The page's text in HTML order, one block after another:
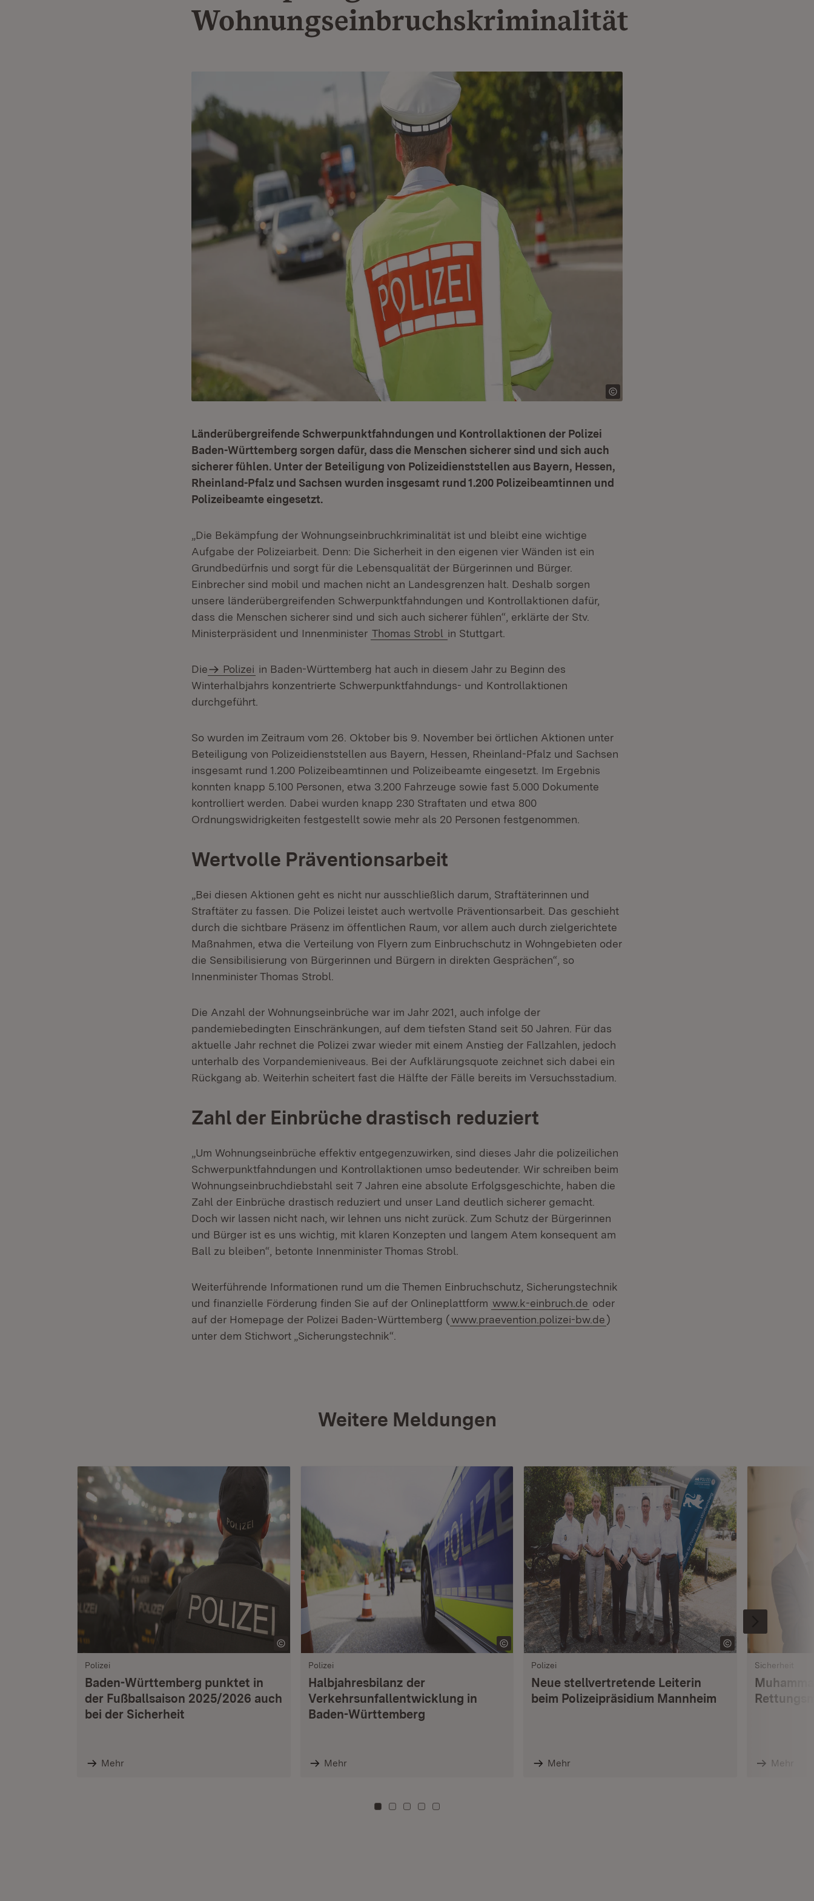
Wohnungseinbruchskriminalität
Länderübergreifende Schwerpunktfahndungen und Kontrollaktionen der Polizei
Baden-Württemberg sorgen dafür, dass die Menschen sicherer sind und sich auch
sicherer fühlen. Unter der Beteiligung von Polizeidienststellen aus Bayern, Hessen,
Rheinland-Pfalz und Sachsen wurden insgesamt rund 1.200 Polizeibeamtinnen und
Polizeibeamte eingesetzt.
„Die Bekämpfung der Wohnungseinbruchkriminalität ist und bleibt eine wichtige
Aufgabe der Polizeiarbeit. Denn: Die Sicherheit in den eigenen vier Wänden ist ein
Grundbedürfnis und sorgt für die Lebensqualität der Bürgerinnen und Bürger.
Einbrecher sind mobil und machen nicht an Landesgrenzen halt. Deshalb sorgen
unsere länderübergreifenden Schwerpunktfahndungen und Kontrollaktionen dafür,
dass die Menschen sicherer sind und sich auch sicherer fühlen“, erklärte der Stv.
Ministerpräsident und Innenminister Thomas Strobl in Stuttgart.
Die Polizei in Baden-Württemberg hat auch in diesem Jahr zu Beginn des
Winterhalbjahrs konzentrierte Schwerpunktfahndungs- und Kontrollaktionen
durchgeführt.
So wurden im Zeitraum vom 26. Oktober bis 9. November bei örtlichen Aktionen unter
Beteiligung von Polizeidienststellen aus Bayern, Hessen, Rheinland-Pfalz und Sachsen
insgesamt rund 1.200 Polizeibeamtinnen und Polizeibeamte eingesetzt. Im Ergebnis
konnten knapp 5.100 Personen, etwa 3.200 Fahrzeuge sowie fast 5.000 Dokumente
kontrolliert werden. Dabei wurden knapp 230 Straftaten und etwa 800
Ordnungswidrigkeiten festgestellt sowie mehr als 20 Personen festgenommen.
Wertvolle Präventionsarbeit
„Bei diesen Aktionen geht es nicht nur ausschließlich darum, Straftäterinnen und
Straftäter zu fassen. Die Polizei leistet auch wertvolle Präventionsarbeit. Das geschieht
durch die sichtbare Präsenz im öffentlichen Raum, vor allem auch durch zielgerichtete
Maßnahmen, etwa die Verteilung von Flyern zum Einbruchschutz in Wohngebieten oder
die Sensibilisierung von Bürgerinnen und Bürgern in direkten Gesprächen“, so
Innenminister Thomas Strobl.
Die Anzahl der Wohnungseinbrüche war im Jahr 2021, auch infolge der
pandemiebedingten Einschränkungen, auf dem tiefsten Stand seit 50 Jahren. Für das
aktuelle Jahr rechnet die Polizei zwar wieder mit einem Anstieg der Fallzahlen, jedoch
unterhalb des Vorpandemieniveaus. Bei der Aufklärungsquote zeichnet sich dabei ein
Rückgang ab. Weiterhin scheitert fast die Hälfte der Fälle bereits im Versuchsstadium.
Zahl der Einbrüche drastisch reduziert
„Um Wohnungseinbrüche effektiv entgegenzuwirken, sind dieses Jahr die polizeilichen
Schwerpunktfahndungen und Kontrollaktionen umso bedeutender. Wir schreiben beim
Wohnungseinbruchdiebstahl seit 7 Jahren eine absolute Erfolgsgeschichte, haben die
Zahl der Einbrüche drastisch reduziert und unser Land deutlich sicherer gemacht.
Doch wir lassen nicht nach, wir lehnen uns nicht zurück. Zum Schutz der Bürgerinnen
und Bürger ist es uns wichtig, mit klaren Konzepten und langem Atem konsequent am
Ball zu bleiben“, betonte Innenminister Thomas Strobl.
Weiterführende Informationen rund um die Themen Einbruchschutz, Sicherungstechnik
und finanzielle Förderung finden Sie auf der Onlineplattform www.k-einbruch.de oder
auf der Homepage der Polizei Baden-Württemberg (www.praevention.polizei-bw.de)
unter dem Stichwort „Sicherungstechnik“.
Weitere Meldungen
Polizei
Baden-Württemberg punktet in
der Fußballsaison 2025/2026 auch
bei der Sicherheit
Mehr
Polizei
Halbjahresbilanz der
Verkehrsunfallentwicklung in
Baden-Württemberg
Mehr
Polizei
Neue stellvertretende Leiterin
beim Polizeipräsidium Mannheim
Mehr
Sicherheit
Mehr
Zu Kachel: 0
Zu Kachel: 3
Zu Kachel: 6
Zu Kachel: 9
Zu Kachel: 12